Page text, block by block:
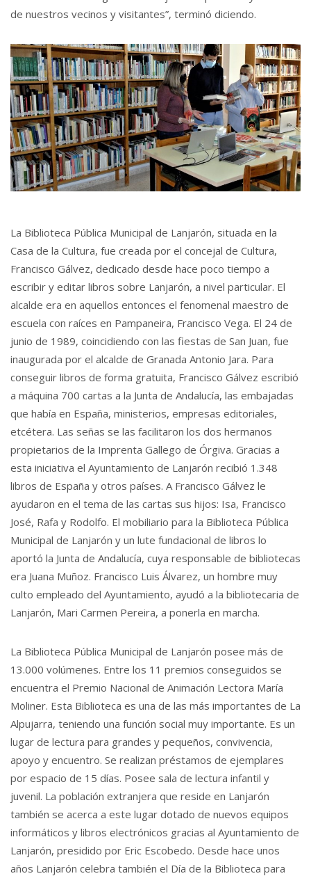
de nuestros vecinos y visitantes”, terminó diciendo.
La Biblioteca Pública Municipal de Lanjarón, situada en la
Casa de la Cultura, fue creada por el concejal de Cultura,
Francisco Gálvez, dedicado desde hace poco tiempo a
escribir y editar libros sobre Lanjarón, a nivel particular. El
alcalde era en aquellos entonces el fenomenal maestro de
escuela con raíces en Pampaneira, Francisco Vega. El 24 de
junio de 1989, coincidiendo con las fiestas de San Juan, fue
inaugurada por el alcalde de Granada Antonio Jara. Para
conseguir libros de forma gratuita, Francisco Gálvez escribió
a máquina 700 cartas a la Junta de Andalucía, las embajadas
que había en España, ministerios, empresas editoriales,
etcétera. Las señas se las facilitaron los dos hermanos
propietarios de la Imprenta Gallego de Órgiva. Gracias a
esta iniciativa el Ayuntamiento de Lanjarón recibió 1.348
libros de España y otros países. A Francisco Gálvez le
ayudaron en el tema de las cartas sus hijos: Isa, Francisco
José, Rafa y Rodolfo. El mobiliario para la Biblioteca Pública
Municipal de Lanjarón y un lute fundacional de libros lo
aportó la Junta de Andalucía, cuya responsable de bibliotecas
era Juana Muñoz. Francisco Luis Álvarez, un hombre muy
culto empleado del Ayuntamiento, ayudó a la bibliotecaria de
Lanjarón, Mari Carmen Pereira, a ponerla en marcha.
La Biblioteca Pública Municipal de Lanjarón posee más de
13.000 volúmenes. Entre los 11 premios conseguidos se
encuentra el Premio Nacional de Animación Lectora María
Moliner. Esta Biblioteca es una de las más importantes de La
Alpujarra, teniendo una función social muy importante. Es un
lugar de lectura para grandes y pequeños, convivencia,
apoyo y encuentro. Se realizan préstamos de ejemplares
por espacio de 15 días. Posee sala de lectura infantil y
juvenil. La población extranjera que reside en Lanjarón
también se acerca a este lugar dotado de nuevos equipos
informáticos y libros electrónicos gracias al Ayuntamiento de
Lanjarón, presidido por Eric Escobedo. Desde hace unos
años Lanjarón celebra también el Día de la Biblioteca para